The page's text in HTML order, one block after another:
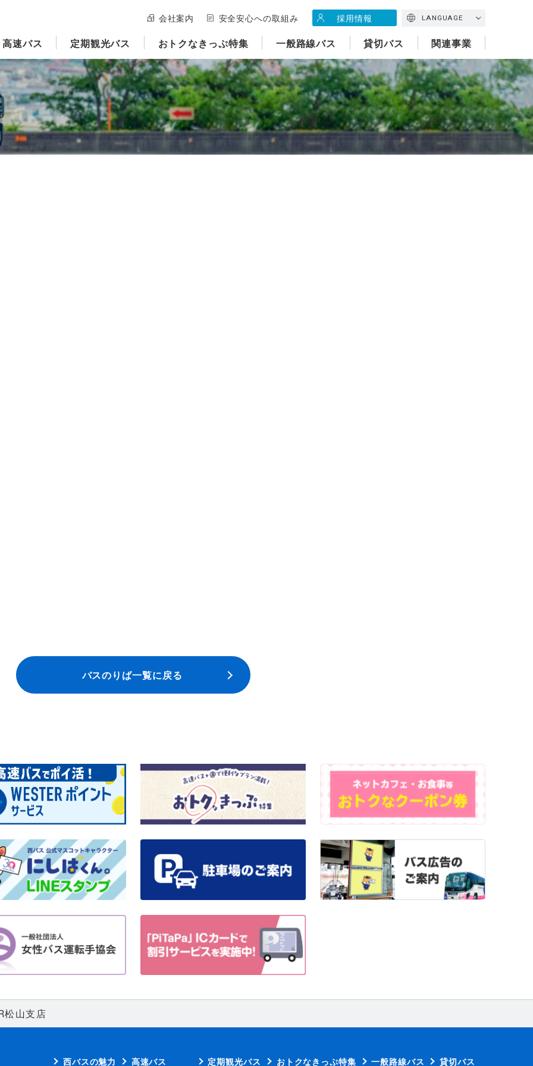
会社案内 安全安心への取組み 採用情報 LANGUAGE
高速バス 定期観光バス おトクなきっぷ特集 一般路線バス 貸切バス 関連事業
バスのりば一覧に戻る
松山支店
西バスの魅力 高速バス 定期観光バス おトクなきっぷ特集 一般路線バス 貸切バス